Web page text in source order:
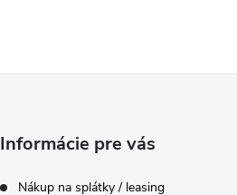
Informácie pre vás
Nákup na splátky / leasing